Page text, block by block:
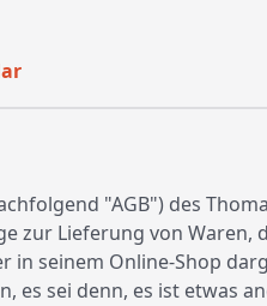
"AGB") des
zur Lieferung von Waren,
seinem Online-Shop
es sei denn, es ist etwas